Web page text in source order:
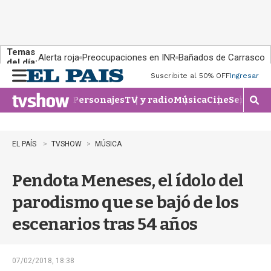
Temas
del día:Alerta roja Preocupaciones en INR Bañados de Carrasco
n
u
Suscribite al 50% OFFIngresar
PersonajesTV y radioMúsicaCineSeries
M
o
EL PAÍS TVSHOW MÚSICA
Pendota Meneses, el ídolo del
parodismo que se bajó de los
escenarios tras 54 años
07/02/2018, 18:38